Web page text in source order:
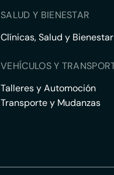
SALUD Y BIENESTAR
Clínicas, Salud y Bienestar
VEHÍCULOS Y
Talleres y Automoción
Transporte y Mudanzas